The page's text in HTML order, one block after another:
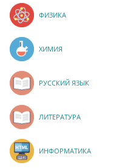
ФИЗИКА
ХИМИЯ
РУССКИЙ ЯЗЫК
ЛИТЕРАТУРА
ИНФОРМАТИКА